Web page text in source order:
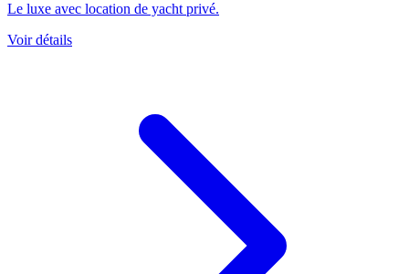
Le luxe avec location de yacht privé.
Voir détails